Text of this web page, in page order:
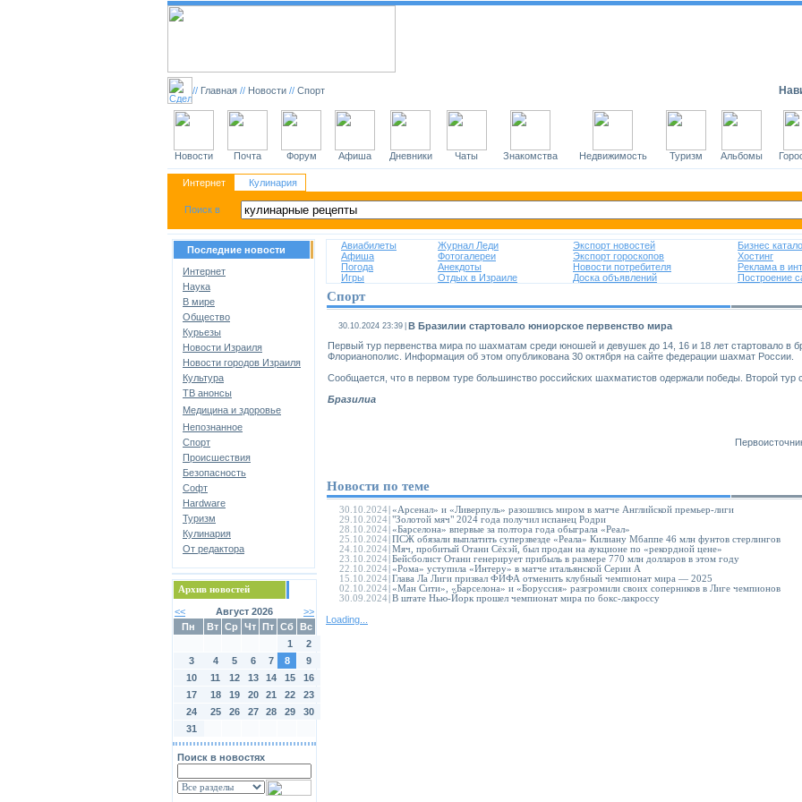
// Главная // Новости // Спорт
Новости Почта Форум Афиша Дневники Чаты Знакомства Недвижимость Туризм Альбомы
Интернет Кулинария
Последние новости
Интернет
Наука
В мире
Общество
Курьезы
Новости Израиля
Новости городов Израиля
Культура
ТВ анонсы
Медицина и здоровье
Непознанное
Спорт
Происшествия
Безопасность
Софт
Hardware
Туризм
Кулинария
От редактора
Архив новостей
<< Август 2026
>>
Пн
Вт Ср Чт Пт Сб Вс
1
2
3
4 5 6 7 8
9
10
11 12 13 14 15
16
17
18 19 20 21 22
23
24
25 26 27 28 29
30
31
Поиск в новостях
Авиабилеты Журнал Леди Экспорт новостей
Бизнес
Афиша
Фотогалереи Экспорт гороскопов
Хостинг
Погода
Анекдоты Новости потребителя
Реклама в
Игры
Отдых в Израиле Доска объявлений Построение
Спорт
30.10.2024 23:39 В Бразилии стартовало юниорское первенство мира
Первый тур первенства мира по шахматам среди юношей и девушек до 14, 16 и 18 лет стартовало в
Флорианополис. Информация об этом опубликована 30 октября на сайте федерации шахмат России.
Сообщается, что в первом туре большинство российских шахматистов одержали победы. Второй тур
Бразилиа
Новости по теме
30.10.2024 «Арсенал» и «Ливерпуль» разошлись миром в матче Английской премьер-лиги
29.10.2024 "Золотой мяч" 2024 года получил испанец Родри
28.10.2024 «Барселона» впервые за полтора года обыграла «Реал»
25.10.2024 ПСЖ обязали выплатить суперзвезде «Реала» Килиану Мбаппе 46 млн фунтов стерлингов
24.10.2024 Мяч, пробитый Отани Сёхэй, был продан на аукционе по «рекордной цене»
23.10.2024 Бейсболист Отани генерирует прибыль в размере 770 млн долларов в этом году
22.10.2024 «Рома» уступила «Интеру» в матче итальянской Серии А
15.10.2024 Глава Ла Лиги призвал ФИФА отменить клубный чемпионат мира — 2025
02.10.2024 «Ман Сити», «Барселона» и «Боруссия» разгромили своих соперников в Лиге чемпионов
30.09.2024 В штате Нью-Йорк прошел чемпионат мира по бокс-лакроссу
Loading...